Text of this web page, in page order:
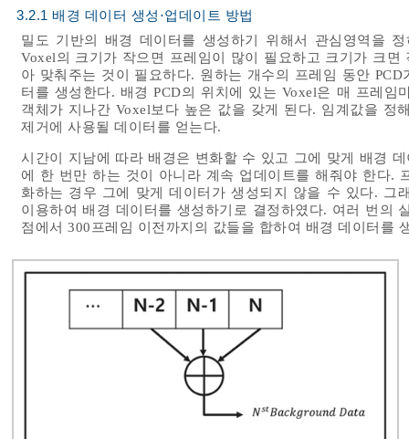
3.2.1 배경 데이터 생성⋅업데이트 방법
밀도 기반의 배경 데이터를 생성하기 위해서 관심영역을
Voxel의 크기가 작으면 프레임이 많이 필요하고 크기가 크
아 맞춰주는 것이 필요하다. 원하는 개수의 프레임 동안
터를 생성한다. 배경 PCD의 위치에 있는 Voxel은 매 프레
객체가 지나간 Voxel보다 높은 값을 갖게 된다. 임계값을 정
제거에 사용될 데이터를 얻는다.
시간이 지남에 따라 배경은 변화할 수 있고 그에 맞게 배경
에 한 번만 하는 것이 아니라 계속 업데이트를 해줘야 한다.
화하는 경우 그에 맞게 데이터가 생성되지 않을 수 있다. 그
이용하여 배경 데이터를 생성하기로 결정하였다. 여러 번의
점에서 300프레임 이전까지의 값들을 합하여 배경 데이터를